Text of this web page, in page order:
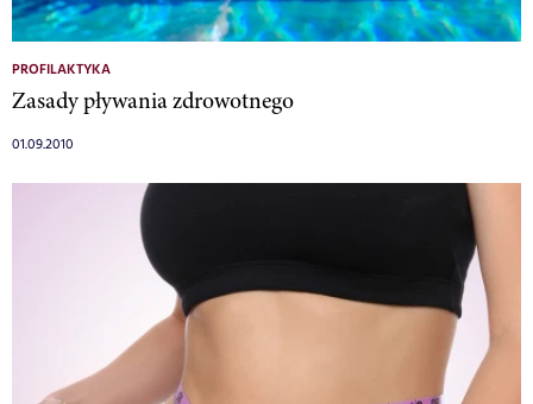
PROFILAKTYKA
Zasady pływania zdrowotnego
01.09.2010